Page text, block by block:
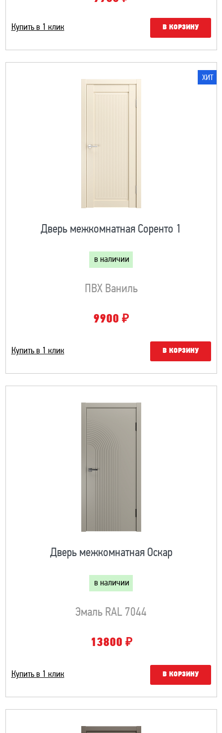
Купить в 1 клик В КОРЗИНУ
ХИТ
Дверь межкомнатная Соренто 1
в наличии
ПВХ Ваниль
9900 ₽
Купить в 1 клик В КОРЗИНУ
Дверь межкомнатная Оскар
в наличии
Эмаль RAL 7044
13800 ₽
Купить в 1 клик В КОРЗИНУ